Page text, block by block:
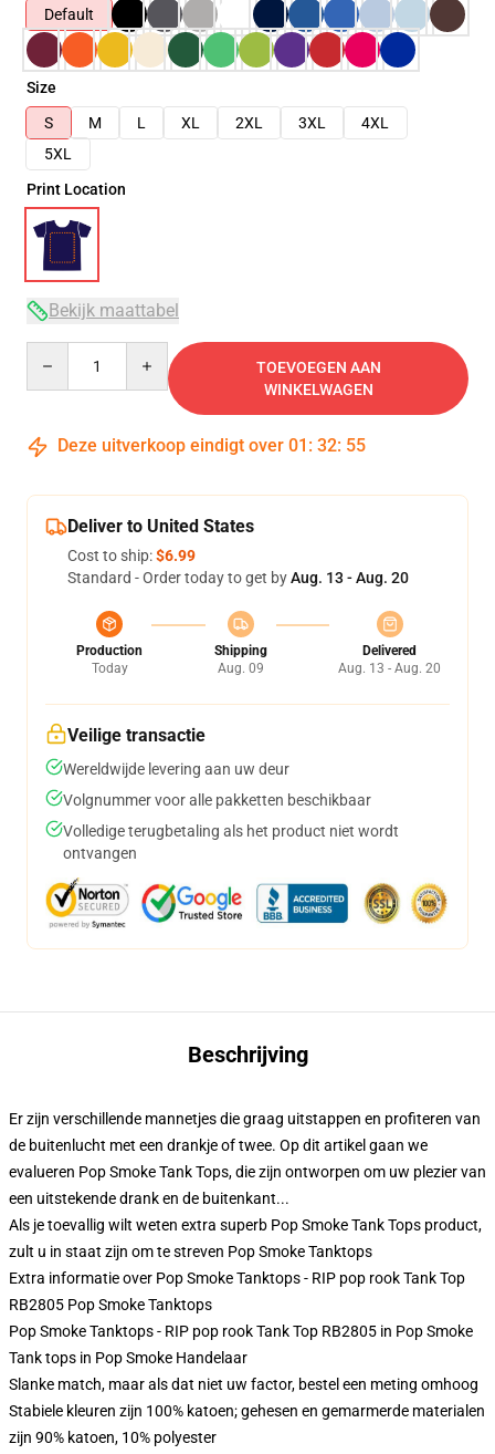
Default
Size
S
M L XL 2XL 3XL
4XL
5XL
Print Location
Bekijk maattabel
TOEVOEGEN AAN
WINKELWAGEN
Deze uitverkoop eindigt over 01 : 32: 54
Deliver to United States
Cost to ship:$6.99
Standard - Order today to get byAug. 13 - Aug. 20
Production
Today
Shipping
Aug. 09
Delivered
Aug. 13 - Aug. 20
Veilige transactie
Wereldwijde levering aan uw deur
Volgnummer voor alle pakketten beschikbaar
Volledige terugbetaling als het product niet wordt
ontvangen
Beschrijving
Er zijn verschillende mannetjes die graag uitstappen en profiteren van
de buitenlucht met een drankje of twee. Op dit artikel gaan we
evalueren Pop Smoke Tank Tops, die zijn ontworpen om uw plezier van
een uitstekende drank en de buitenkant...
Als je toevallig wilt weten extra superb Pop Smoke Tank Tops product,
zult u in staat zijn om te streven Pop Smoke Tanktops
Extra informatie over Pop Smoke Tanktops - RIP pop rook Tank Top
RB2805 Pop Smoke Tanktops
Pop Smoke Tanktops - RIP pop rook Tank Top RB2805 in Pop Smoke
Tank tops in Pop Smoke Handelaar
Slanke match, maar als dat niet uw factor, bestel een meting omhoog
Stabiele kleuren zijn 100% katoen; gehesen en gemarmerde materialen
zijn 90% katoen, 10% polyester